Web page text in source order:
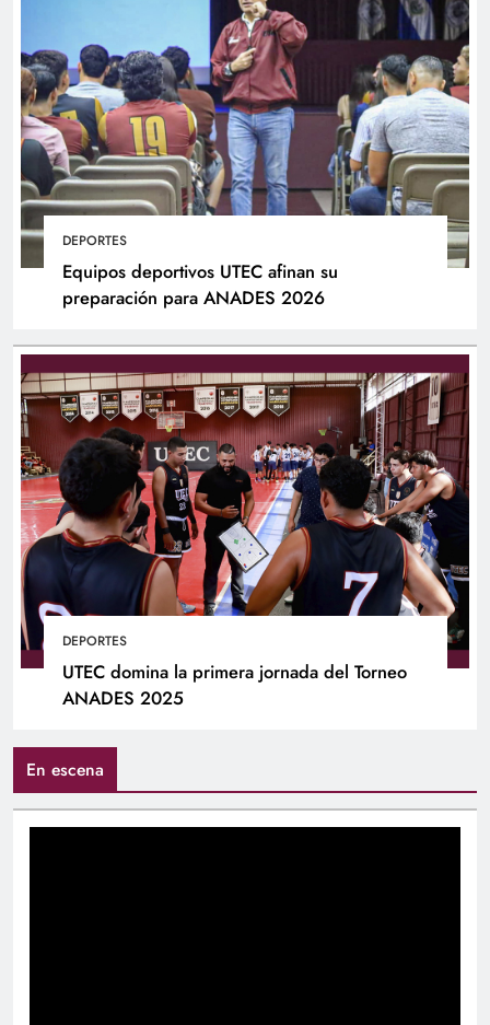
DEPORTES
Equipos deportivos UTEC afinan su
preparación para ANADES 2026
DEPORTES
UTEC domina la primera jornada del Torneo
ANADES 2025
En escena